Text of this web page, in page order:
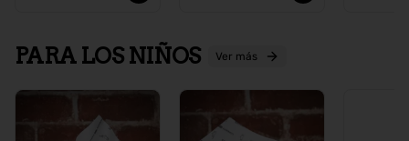
PARA LOS NIÑOS Ver más